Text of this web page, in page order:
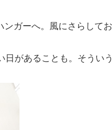
ガーへ。風にさらして
日があることも。そうい